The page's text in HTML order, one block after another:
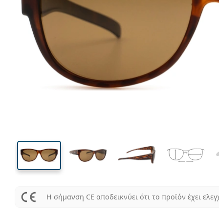
Μήκος σκελετού
43 mm
Ύψος φακού Μήκος φακού
Μήκος
Η σήμανση CE αποδεικνύει ότι το προϊόν έχει